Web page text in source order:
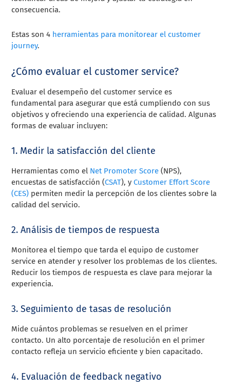
consecuencia.
Estas son 4 herramientas para monitorear el customer
journey.
¿Cómo evaluar el customer service?
Evaluar el desempeño del customer service es
fundamental para asegurar que está cumpliendo con sus
objetivos y ofreciendo una experiencia de calidad. Algunas
formas de evaluar incluyen:
1. Medir la satisfacción del cliente
Herramientas como el Net Promoter Score (NPS),
encuestas de satisfacción (CSAT), yCustomer Effort Score
(CES) permiten medir la percepción de los clientes sobre la
calidad del servicio.
2. Análisis de tiempos de respuesta
Monitorea el tiempo que tarda el equipo de customer
service en atender y resolver los problemas de los clientes.
Reducir los tiempos de respuesta es clave para mejorar la
experiencia.
3. Seguimiento de tasas de resolución
Mide cuántos problemas se resuelven en el primer
contacto. Un alto porcentaje de resolución en el primer
contacto refleja un servicio eficiente y bien capacitado.
4. Evaluación de feedback negativo